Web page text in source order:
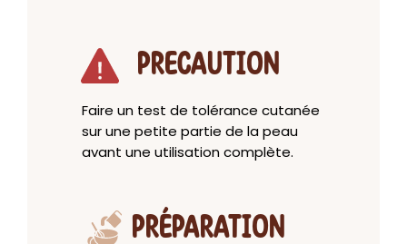
PRECAUTION
Faire un test de tolérance cutanée
sur une petite partie de la peau
avant une utilisation complète.
PRÉPARATION